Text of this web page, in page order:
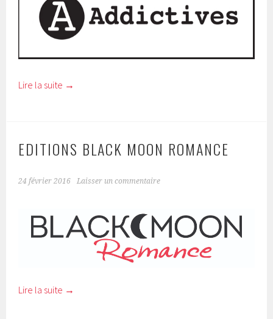
Lire la suite →
EDITIONS BLACK MOON ROMANCE
24 février 2016 Laisser un commentaire
Lire la suite →